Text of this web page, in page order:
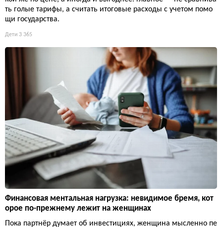
ть голые тарифы, а считать итоговые расходы с учетом помо
щи государства.
Дети 3 365
Финансовая ментальная нагрузка: невидимое бремя, кот
орое по-прежнему лежит на женщинах
Пока партнёр думает об инвестициях, женщина мысленно пе